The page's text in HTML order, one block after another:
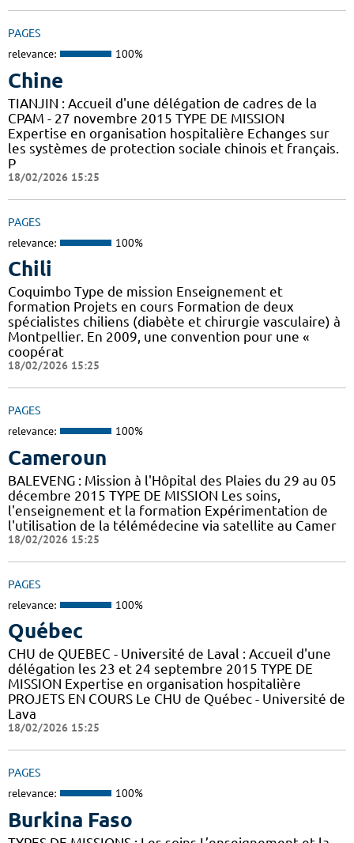
PAGES
relevance: 100%
Chine
TIANJIN : Accueil d'une délégation de cadres de la
CPAM - 27 novembre 2015 TYPE DE MISSION
Expertise en organisation hospitalière Echanges sur
les systèmes de protection sociale chinois et français.
P
18/02/2026 15:25
PAGES
relevance: 100%
Chili
Coquimbo Type de mission Enseignement et
formation Projets en cours Formation de deux
spécialistes chiliens (diabète et chirurgie vasculaire) à
Montpellier. En 2009, une convention pour une «
coopérat
18/02/2026 15:25
PAGES
relevance: 100%
Cameroun
BALEVENG : Mission à l'Hôpital des Plaies du 29 au 05
décembre 2015 TYPE DE MISSION Les soins,
l'enseignement et la formation Expérimentation de
l'utilisation de la télémédecine via satellite au Camer
18/02/2026 15:25
PAGES
relevance: 100%
Québec
CHU de QUEBEC - Université de Laval : Accueil d'une
délégation les 23 et 24 septembre 2015 TYPE DE
MISSION Expertise en organisation hospitalière
PROJETS EN COURS Le CHU de Québec - Université de
Lava
18/02/2026 15:25
PAGES
relevance: 100%
Burkina Faso